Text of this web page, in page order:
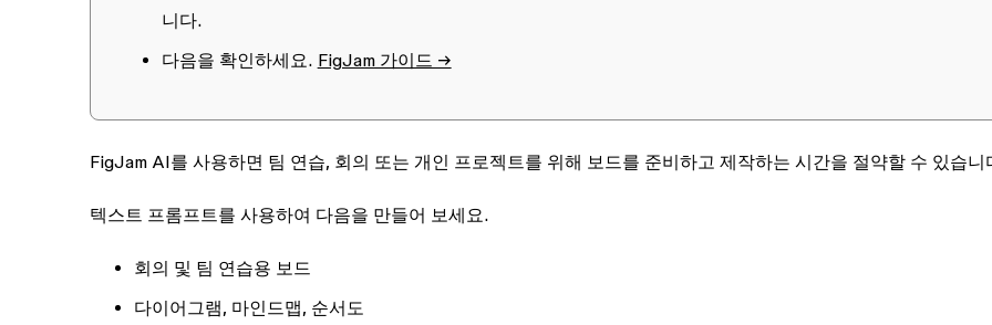
니다.
다음을 확인하세요. FigJam 가이드 →
FigJam AI를 사용하면 팀 연습, 회의 또는 개인 프로젝트를 위해 보드를 준비하고 제작하는 시간을 절약할 수 있습니
텍스트 프롬프트를 사용하여 다음을 만들어 보세요.
회의 및 팀 연습용 보드
다이어그램, 마인드맵, 순서도